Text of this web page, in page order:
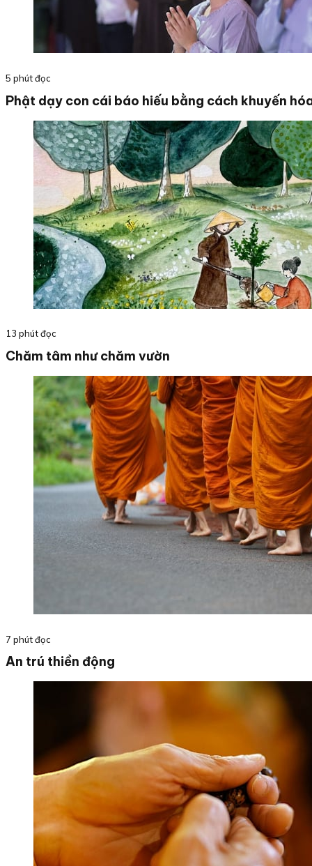
5 phút đọc
Phật dạy con cái báo hiếu bằng cách khuyến
13 phút đọc
Chăm tâm như chăm vườn
7 phút đọc
An trú thiền động